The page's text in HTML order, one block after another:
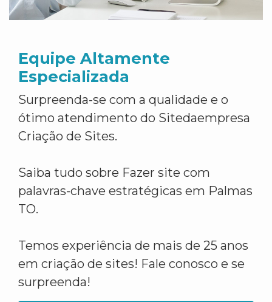
Equipe Altamente
Especializada
Surpreenda-se com a qualidade e o
ótimo atendimento do Sitedaempresa
Criação de Sites.
Saiba tudo sobre Fazer site com
palavras-chave estratégicas em Palmas
TO.
Temos experiência de mais de 25 anos
em criação de sites! Fale conosco e se
surpreenda!